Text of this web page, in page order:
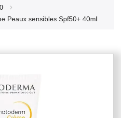
Peaux sensibles Spf50+ 40ml